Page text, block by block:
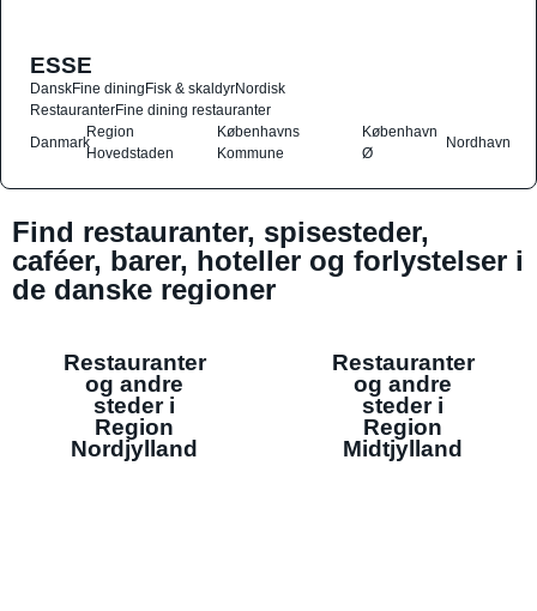
ESSE
DanskFine diningFisk & skaldyrNordisk
RestauranterFine dining restauranter
Danmark
Region
Hovedstaden
Københavns
Kommune
København
Ø
Nordhavn
Find restauranter, spisesteder,
caféer, barer, hoteller og forlystelser i
de danske regioner
Restauranter
og andre
steder i
Region
Nordjylland
Restauranter
og andre
steder i
Region
Midtjylland